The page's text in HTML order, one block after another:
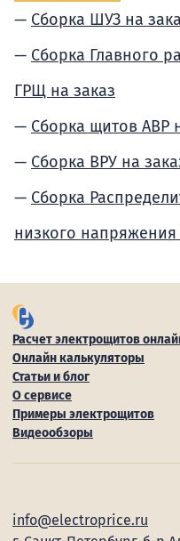
Сборка ШУЗ на
Сборка Главного
ГРЩ на заказ
Сборка щитов АВР
Сборка ВРУ на
Сборка
низкого
Расчет электрощитов
Онлайн калькуляторы
Статьи и блог
О сервисе
Примеры электрощитов
Видеообзоры
info@electroprice.ru